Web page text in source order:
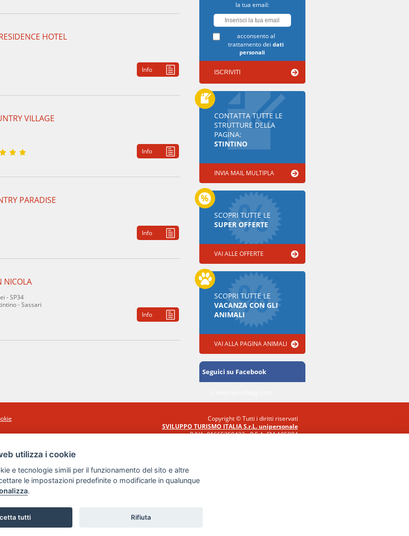
HOTEL
Info
VILLAGE
Info
PARADISE
Info
NICOLA
- SP34
- Sassari
Info
la tua email:
acconsento al
trattamento dei dati
personali
CONTATTA TUTTE LE
STRUTTURE DELLA
PAGINA:
STINTINO
INVIA MAIL MULTIPLA
SCOPRI TUTTE LE
SUPER OFFERTE
VAI ALLE OFFERTE
SCOPRI TUTTE LE
VACANZA CON GLI
ANIMALI
VAI ALLA PAGINA ANIMALI
Seguici su Facebook
Copyright © Tutti i diritti riservati
SVILUPPO TURISMO ITALIA S.r.L. unipersonale
P.IVA: 01665350433 - R.E.A. FM-195884
utilizza i cookie
e tecnologie simili per il funzionamento del sito e altre
le impostazioni predefinite o modificarle in qualunque
.
tutti Rifiuta